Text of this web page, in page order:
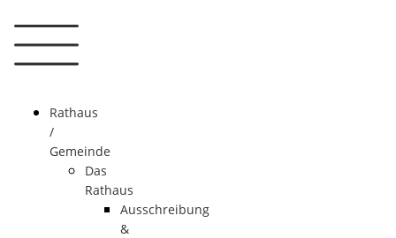
Rathaus
/
Gemeinde
Das
Rathaus
Ausschreibung
&